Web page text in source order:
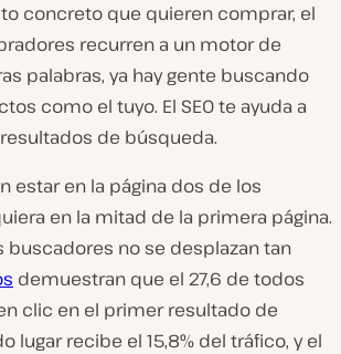
concreto que quieren comprar, el
recurren a un motor de
palabras, ya hay gente buscando
como el tuyo. El SEO te ayuda a
de búsqueda.
estar en la página dos de los
en la mitad de la primera página.
buscadores no se desplazan tan
demuestran que el 27,6 de todos
clic en el primer resultado de
lugar recibe el 15,8% del tráfico, y el